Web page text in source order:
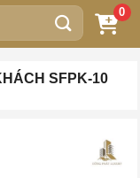
0
SFPK-10